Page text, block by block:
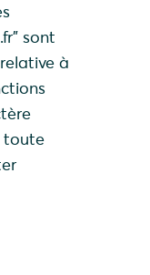
sont
à
toute